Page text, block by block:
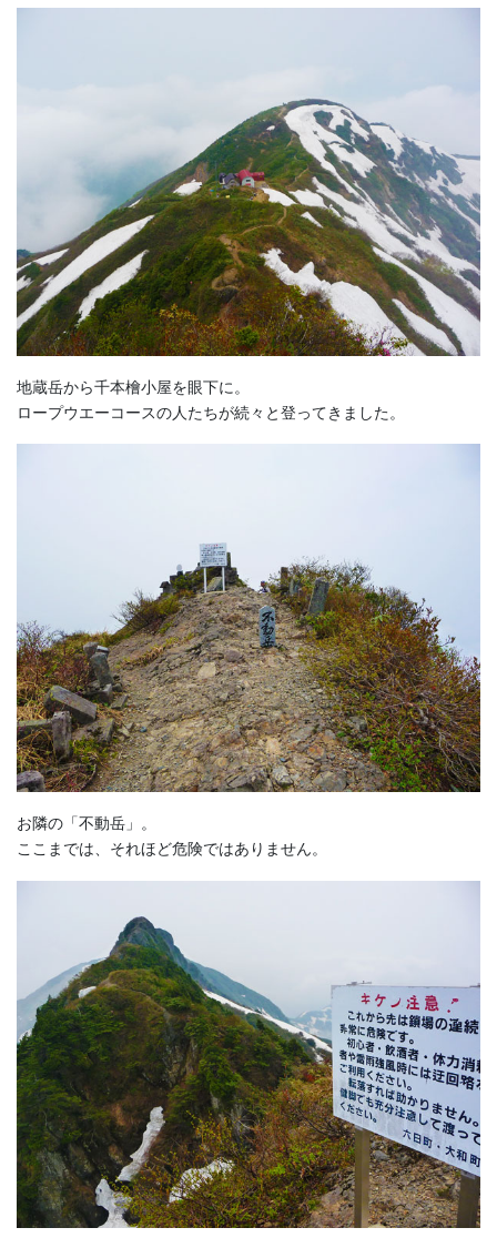
地蔵岳から千本檜小屋を眼下に。
ロープウエーコースの人たちが続々と登ってきました。
お隣の「不動岳」。
ここまでは、それほど危険ではありません。